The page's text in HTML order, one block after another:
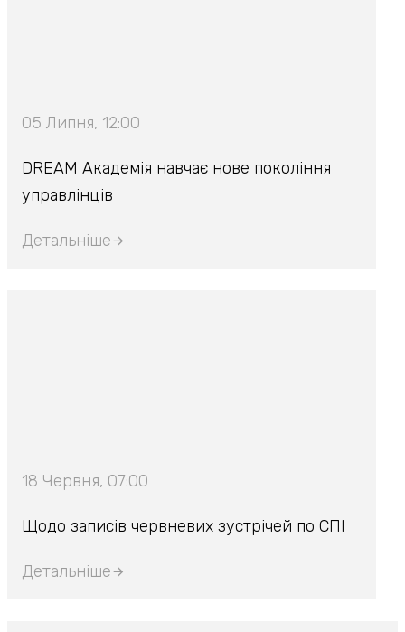
05 Липня, 12:00
DREAM Академія навчає нове покоління
управлінців
Детальніше
18 Червня, 07:00
Щодо записів червневих зустрічей по СПІ
Детальніше